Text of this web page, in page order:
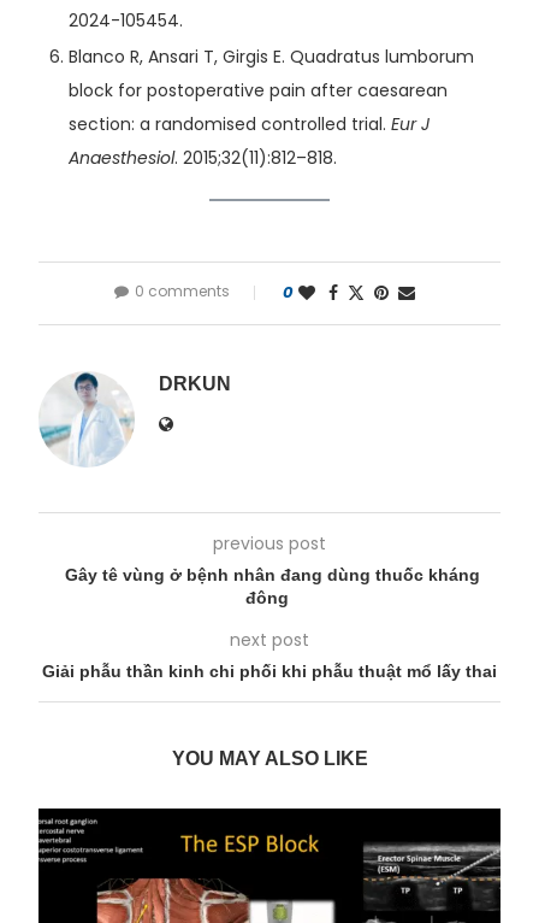
2024-105454.
Blanco R, Ansari T, Girgis E. Quadratus lumborum
block for postoperative pain after caesarean
section: a randomised controlled trial. Eur J
Anaesthesiol. 2015;32(11):812–818.
0 comments 0
DRKUN
previous post
Gây tê vùng ở bệnh nhân đang dùng thuốc kháng
đông
next post
Giải phẫu thần kinh chi phối khi phẫu thuật mổ lấy thai
YOU MAY ALSO LIKE